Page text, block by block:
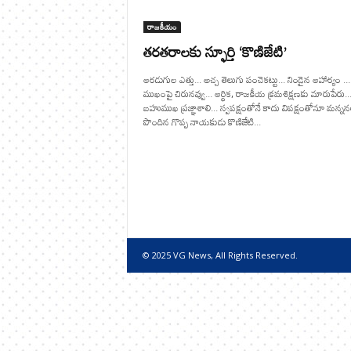
రాజకీయం
తరతరాలకు స్ఫూర్తి ‘కొణిజేటి’
ఆరడుగుల ఎత్తు... అచ్చ తెలుగు పంచెకట్టు... నిండైన ఆహార్యం ...
ముఖంపై చిరునవ్వు... ఆర్థిక, రాజకీయ క్రమశిక్షణకు మారుపేరు...
బహుముఖ ప్రజ్ఞాశాలి... స్వపక్షంతోనే కాదు విపక్షంతోనూ
పొందిన గొప్ప నాయకుడు కొణిజేటి...
© 2025 VG News, All Rights Reserved.